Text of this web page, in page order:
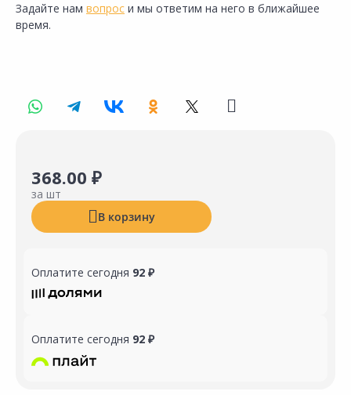
Задайте нам вопрос и мы ответим на него в ближайшее
время.
368.00 ₽
за шт
В корзину
Оплатите сегодня 92 ₽
Оплатите сегодня 92 ₽